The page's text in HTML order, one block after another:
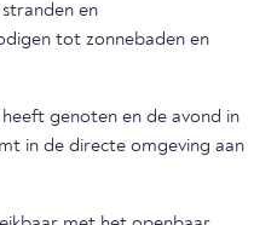
en
tot zonnebaden en
genoten en de avond in
in de directe omgeving aan